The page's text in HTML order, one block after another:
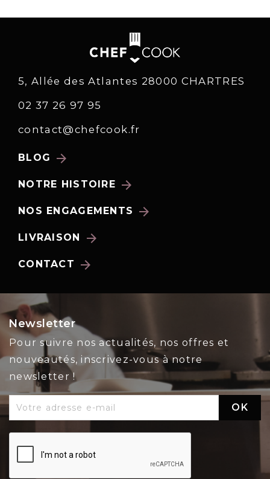
5, Allée des Atlantes 28000 CHARTRES
02 37 26 97 95
contact@chefcook.fr
BLOG arrow_forward
NOTRE HISTOIRE arrow_forward
NOS ENGAGEMENTS arrow_forward
LIVRAISON arrow_forward
CONTACT arrow_forward
Newsletter
Pour suivre nos actualités, nos offres et
nouveautés, inscrivez-vous à notre
newsletter !